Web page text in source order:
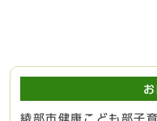
綾部市健康こども部子